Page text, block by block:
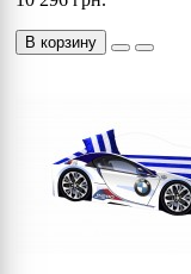
В корзину